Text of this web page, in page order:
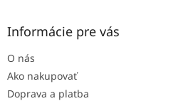
Informácie pre vás
O nás
Ako nakupovať
Doprava a platba